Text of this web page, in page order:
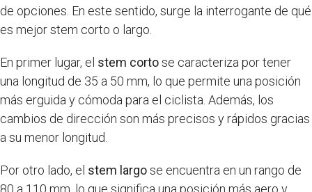
de opciones. En este sentido, surge la interrogante de qué
es mejor stem corto o largo.
En primer lugar, el stem cortose caracteriza por tener
una longitud de 35 a 50 mm, lo que permite una posición
más erguida y cómoda para el ciclista. Además, los
cambios de dirección son más precisos y rápidos gracias
a su menor longitud.
Por otro lado, el stem largose encuentra en un rango de
80 a 110 mm, lo que significa una posición más aero y